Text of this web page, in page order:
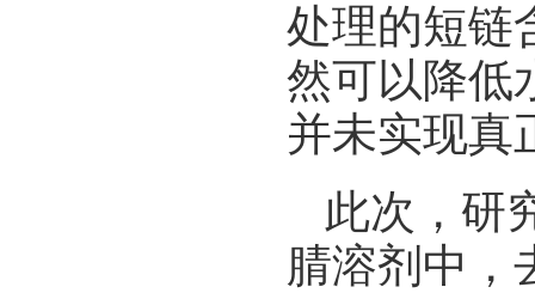
处理的短链
然可以降低
并未实现真
此次，研
腈溶剂中，